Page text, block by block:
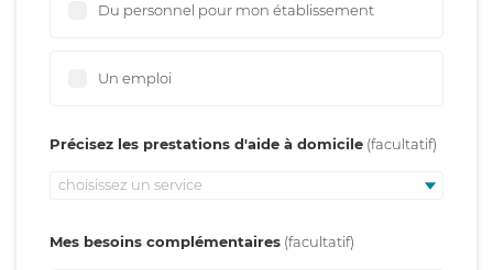
Du personnel pour mon établissement
Un emploi
Précisez les prestations d'aide à domicile
choisissez un service
Mes besoins complémentaires